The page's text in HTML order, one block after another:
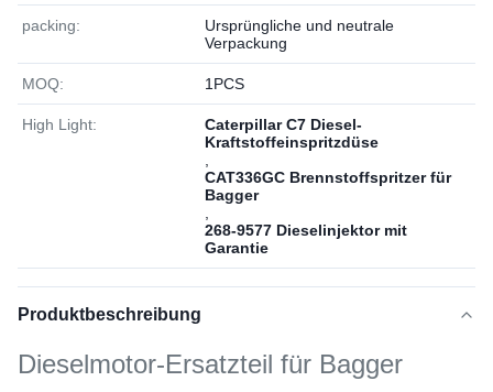
packing:
Ursprüngliche und neutrale
Verpackung
MOQ: 1РСS
High Light:
Caterpillar C7 Diesel-
Kraftstoffeinspritzdüse
CAT336GC Brennstoffspritzer für
Bagger
268-9577 Dieselinjektor mit
Garantie
Produktbeschreibung
Dieselmotor-Ersatzteil für Bagger